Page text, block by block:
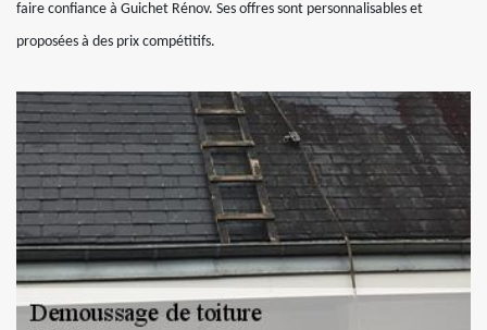
faire confiance à Guichet Rénov. Ses offres sont personnalisables et
proposées à des prix compétitifs.